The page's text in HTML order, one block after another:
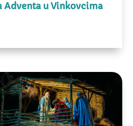
Adventa u Vinkovcima